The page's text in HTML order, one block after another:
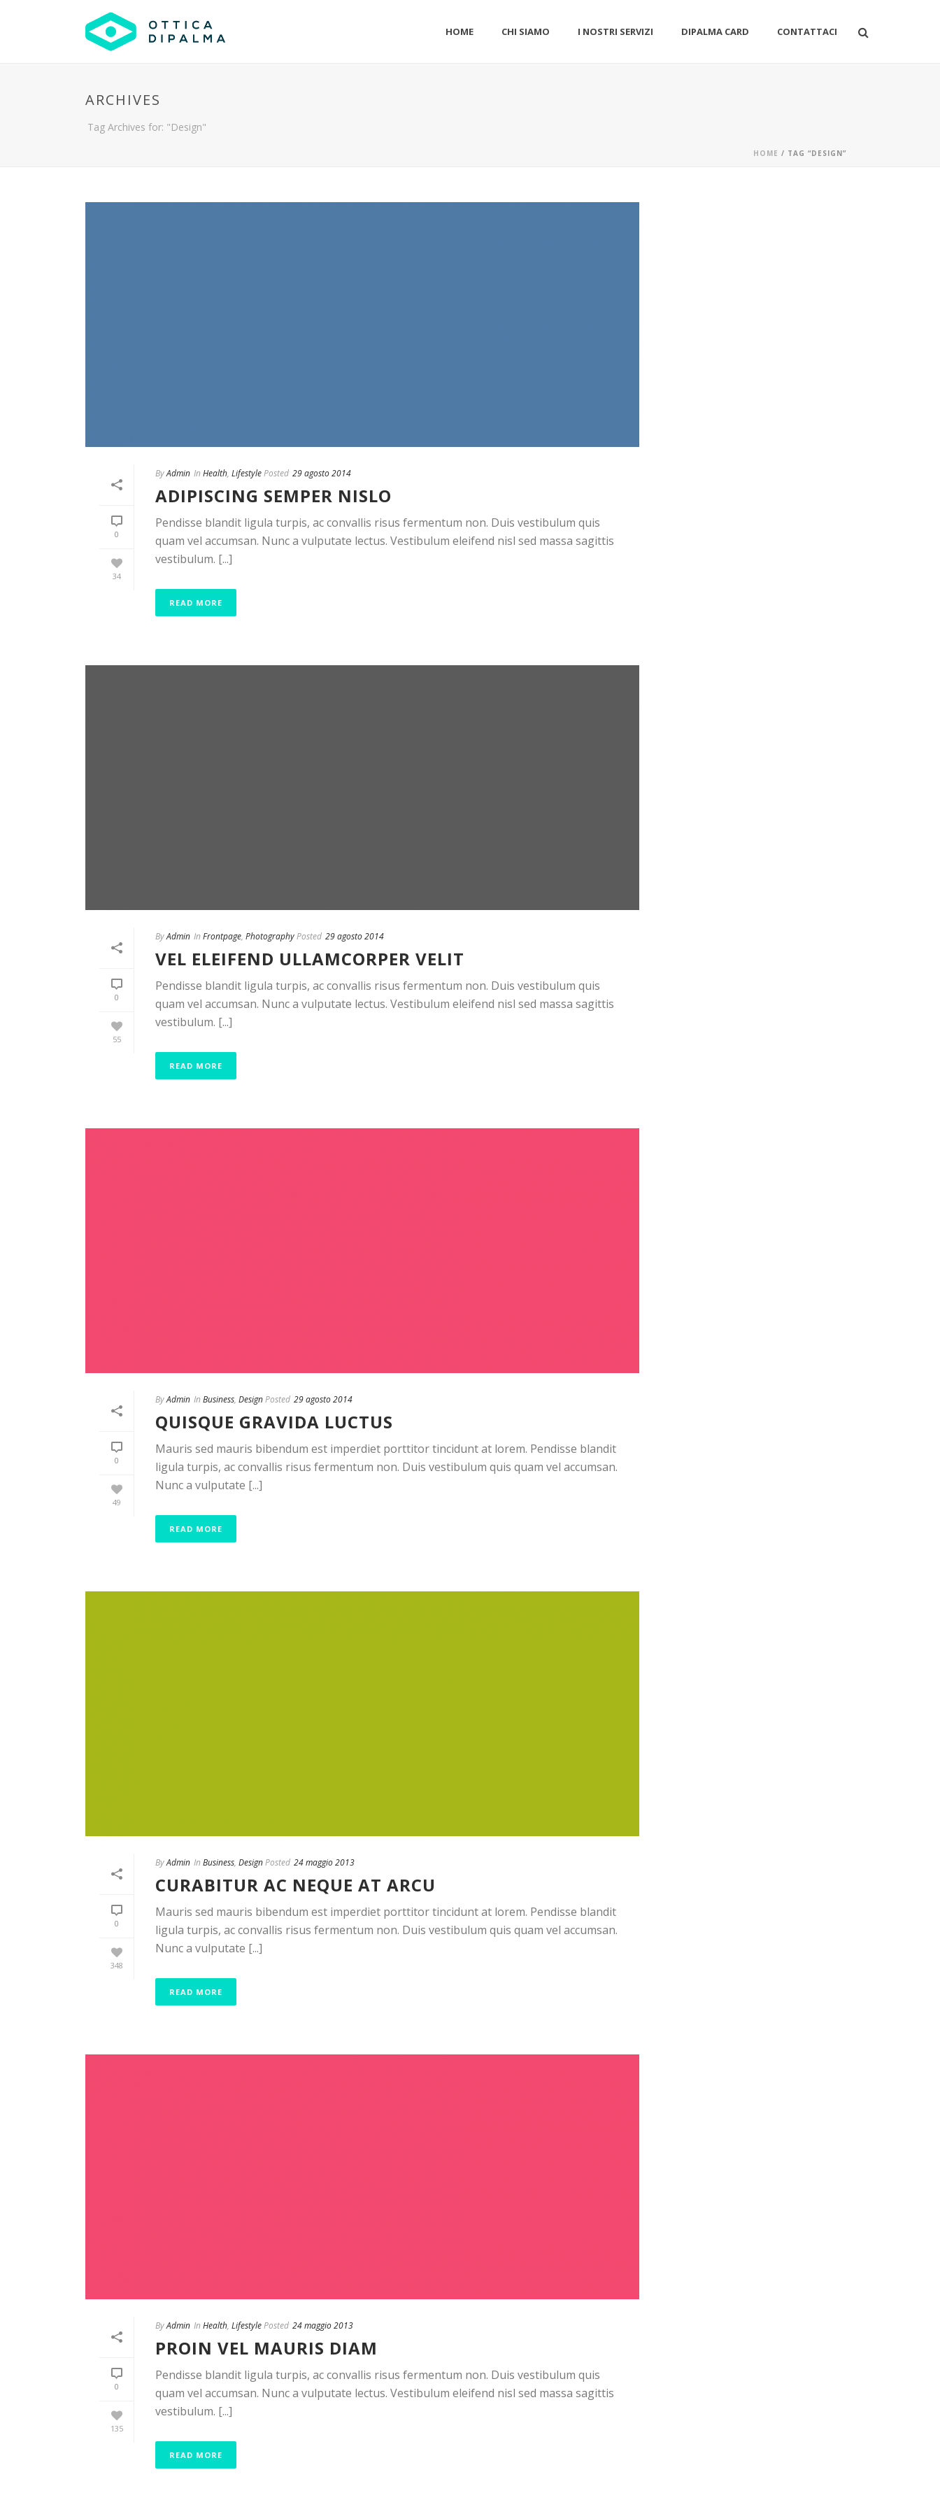
HOME CHI SIAMO I NOSTRI SERVIZI DIPALMA CARD CONTATTACI
ARCHIVES
Tag Archives for: "Design"
HOME / TAG “DESIGN”
0
34
ByAdmin In Health, LifestylePosted 29 agosto 2014
ADIPISCING SEMPER NISLO
Pendisse blandit ligula turpis, ac convallis risus fermentum non. Duis vestibulum quis
quam vel accumsan. Nunc a vulputate lectus. Vestibulum eleifend nisl sed massa sagittis
vestibulum. [...]
READ MORE
0
55
ByAdmin In Frontpage, PhotographyPosted 29 agosto 2014
VEL ELEIFEND ULLAMCORPER VELIT
Pendisse blandit ligula turpis, ac convallis risus fermentum non. Duis vestibulum quis
quam vel accumsan. Nunc a vulputate lectus. Vestibulum eleifend nisl sed massa sagittis
vestibulum. [...]
READ MORE
0
49
ByAdmin In Business, DesignPosted 29 agosto 2014
QUISQUE GRAVIDA LUCTUS
Mauris sed mauris bibendum est imperdiet porttitor tincidunt at lorem. Pendisse blandit
ligula turpis, ac convallis risus fermentum non. Duis vestibulum quis quam vel accumsan.
Nunc a vulputate [...]
READ MORE
0
348
ByAdmin In Business, DesignPosted 24 maggio 2013
CURABITUR AC NEQUE AT ARCU
Mauris sed mauris bibendum est imperdiet porttitor tincidunt at lorem. Pendisse blandit
ligula turpis, ac convallis risus fermentum non. Duis vestibulum quis quam vel accumsan.
Nunc a vulputate [...]
READ MORE
0
135
ByAdmin In Health, LifestylePosted 24 maggio 2013
PROIN VEL MAURIS DIAM
Pendisse blandit ligula turpis, ac convallis risus fermentum non. Duis vestibulum quis
quam vel accumsan. Nunc a vulputate lectus. Vestibulum eleifend nisl sed massa sagittis
vestibulum. [...]
READ MORE